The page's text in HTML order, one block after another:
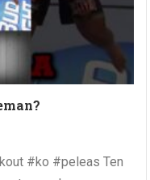
#ko #peleas Ten